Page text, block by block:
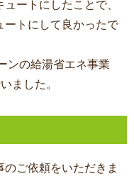
ートにしたことで、
ートにして良かったで
ンの給湯省エネ事業
ました。
のご依頼をいただきま